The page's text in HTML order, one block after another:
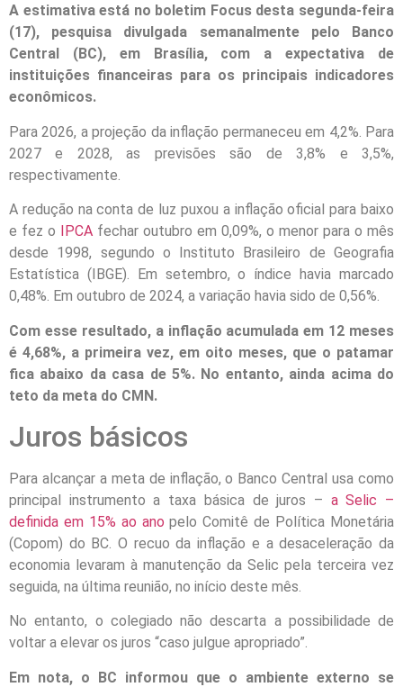
A estimativa está no boletim Focus desta segunda-feira
(17), pesquisa divulgada semanalmente pelo Banco
Central (BC), em Brasília, com a expectativa de
instituições financeiras para os principais indicadores
econômicos.
Para 2026, a projeção da inflação permaneceu em 4,2%. Para
2027 e 2028, as previsões são de 3,8% e 3,5%,
respectivamente.
A redução na conta de luz puxou a inflação oficial para baixo
e fez o IPCA fechar outubro em 0,09%, o menor para o mês
desde 1998, segundo o Instituto Brasileiro de Geografia
Estatística (IBGE). Em setembro, o índice havia marcado
0,48%. Em outubro de 2024, a variação havia sido de 0,56%.
Com esse resultado, a inflação acumulada em 12 meses
é 4,68%, a primeira vez, em oito meses, que o patamar
fica abaixo da casa de 5%. No entanto, ainda acima do
teto da meta do CMN.
Juros básicos
Para alcançar a meta de inflação, o Banco Central usa como
principal instrumento a taxa básica de juros – a Selic –
definida em 15% ao ano pelo Comitê de Política Monetária
(Copom) do BC. O recuo da inflação e a desaceleração da
economia levaram à manutenção da Selic pela terceira vez
seguida, na última reunião, no início deste mês.
No entanto, o colegiado não descarta a possibilidade de
voltar a elevar os juros “caso julgue apropriado”.
Em nota, o BC informou que o ambiente externo se